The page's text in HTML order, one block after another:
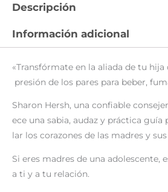
Descripción
Información adicional
«Transfórmate en la aliada de tu hija
presión de los pares para beber,
Sharon Hersh, una confiable
ece una sabia, audaz y práctica guía
lar los corazones de las madres y sus
Si eres madres de una adolescente,
a ti y a tu relación.